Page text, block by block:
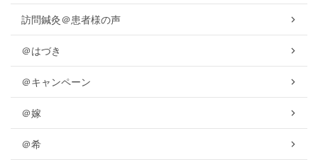
訪問鍼灸＠患者様の声
＠はづき
＠キャンペーン
＠嫁
＠希